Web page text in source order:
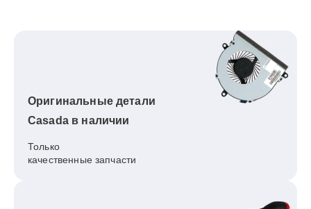
Оригинальные детали
Casada в наличии
Только
качественные запчасти